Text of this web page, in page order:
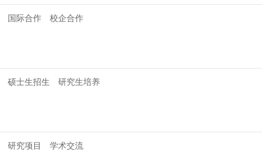
国际合作 校企合作
硕士生招生 研究生培养
研究项目 学术交流